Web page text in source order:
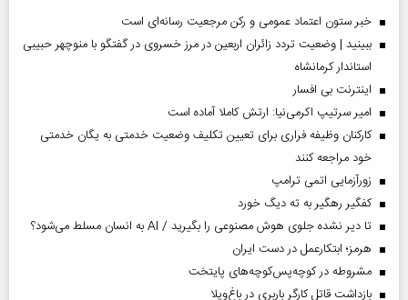
خبر ستون اعتماد عمومی و رکن مرجعیت رسانه‌ای است
ببینید | وضعیت تردد زائران اربعین در مرز خسروی در گفتگو با منوچهر حبیبی
استاندار کرمانشاه
اینترنت بی افسار
امیر سرتیپ اکرمی‌نیا: ارتش کاملا آماده است
کارکنان وظیفه فراری برای تعیین تکلیف وضعیت خدمتی به یگان خدمتی
خود مراجعه کنند
زورآزمایی اتمی ترامپ
کفگیر رهگیر به ته دیگ خورد
تا دیر نشده جلوی هوش مصنوعی را بگیرید / AI به انسان مسلط می‌شود؟
هرمز؛ ابتکارعمل در دست ایران
مشروطه در کوچه‌پس‌کوچه‌های پایتخت
بازداشت قاتل کارگر باربری در باغ‌ویلا